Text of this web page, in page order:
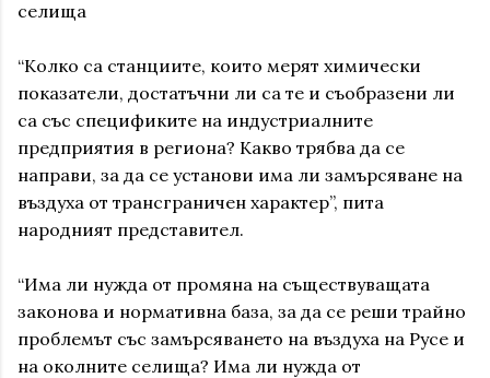
селища
“Колко са станциите, които мерят химически
показатели, достатъчни ли са те и съобразени ли
са със спецификите на индустриалните
предприятия в региона? Какво трябва да се
направи, за да се установи има ли замърсяване на
въздуха от трансграничен характер”, пита
народният представител.
“Има ли нужда от промяна на съществуващата
законова и нормативна база, за да се реши трайно
проблемът със замърсяването на въздуха на Русе и
на околните селища? Има ли нужда от